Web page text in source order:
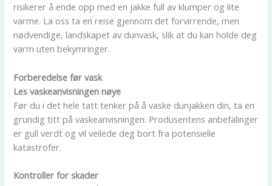
risikerer å ende opp med en jakke full av klumper og lite
varme. La oss ta en reise gjennom det forvirrende, men
nødvendige, landskapet av dunvask, slik at du kan holde deg
varm uten bekymringer.
Forberedelse før vask
Les vaskeanvisningen nøye
Før du i det hele tatt tenker på å vaske dunjakken din, ta en
grundig titt på vaskeanvisningen. Produsentens anbefalinger
er gull verdt og vil veilede deg bort fra potensielle
katastrofer.
Kontroller for skader